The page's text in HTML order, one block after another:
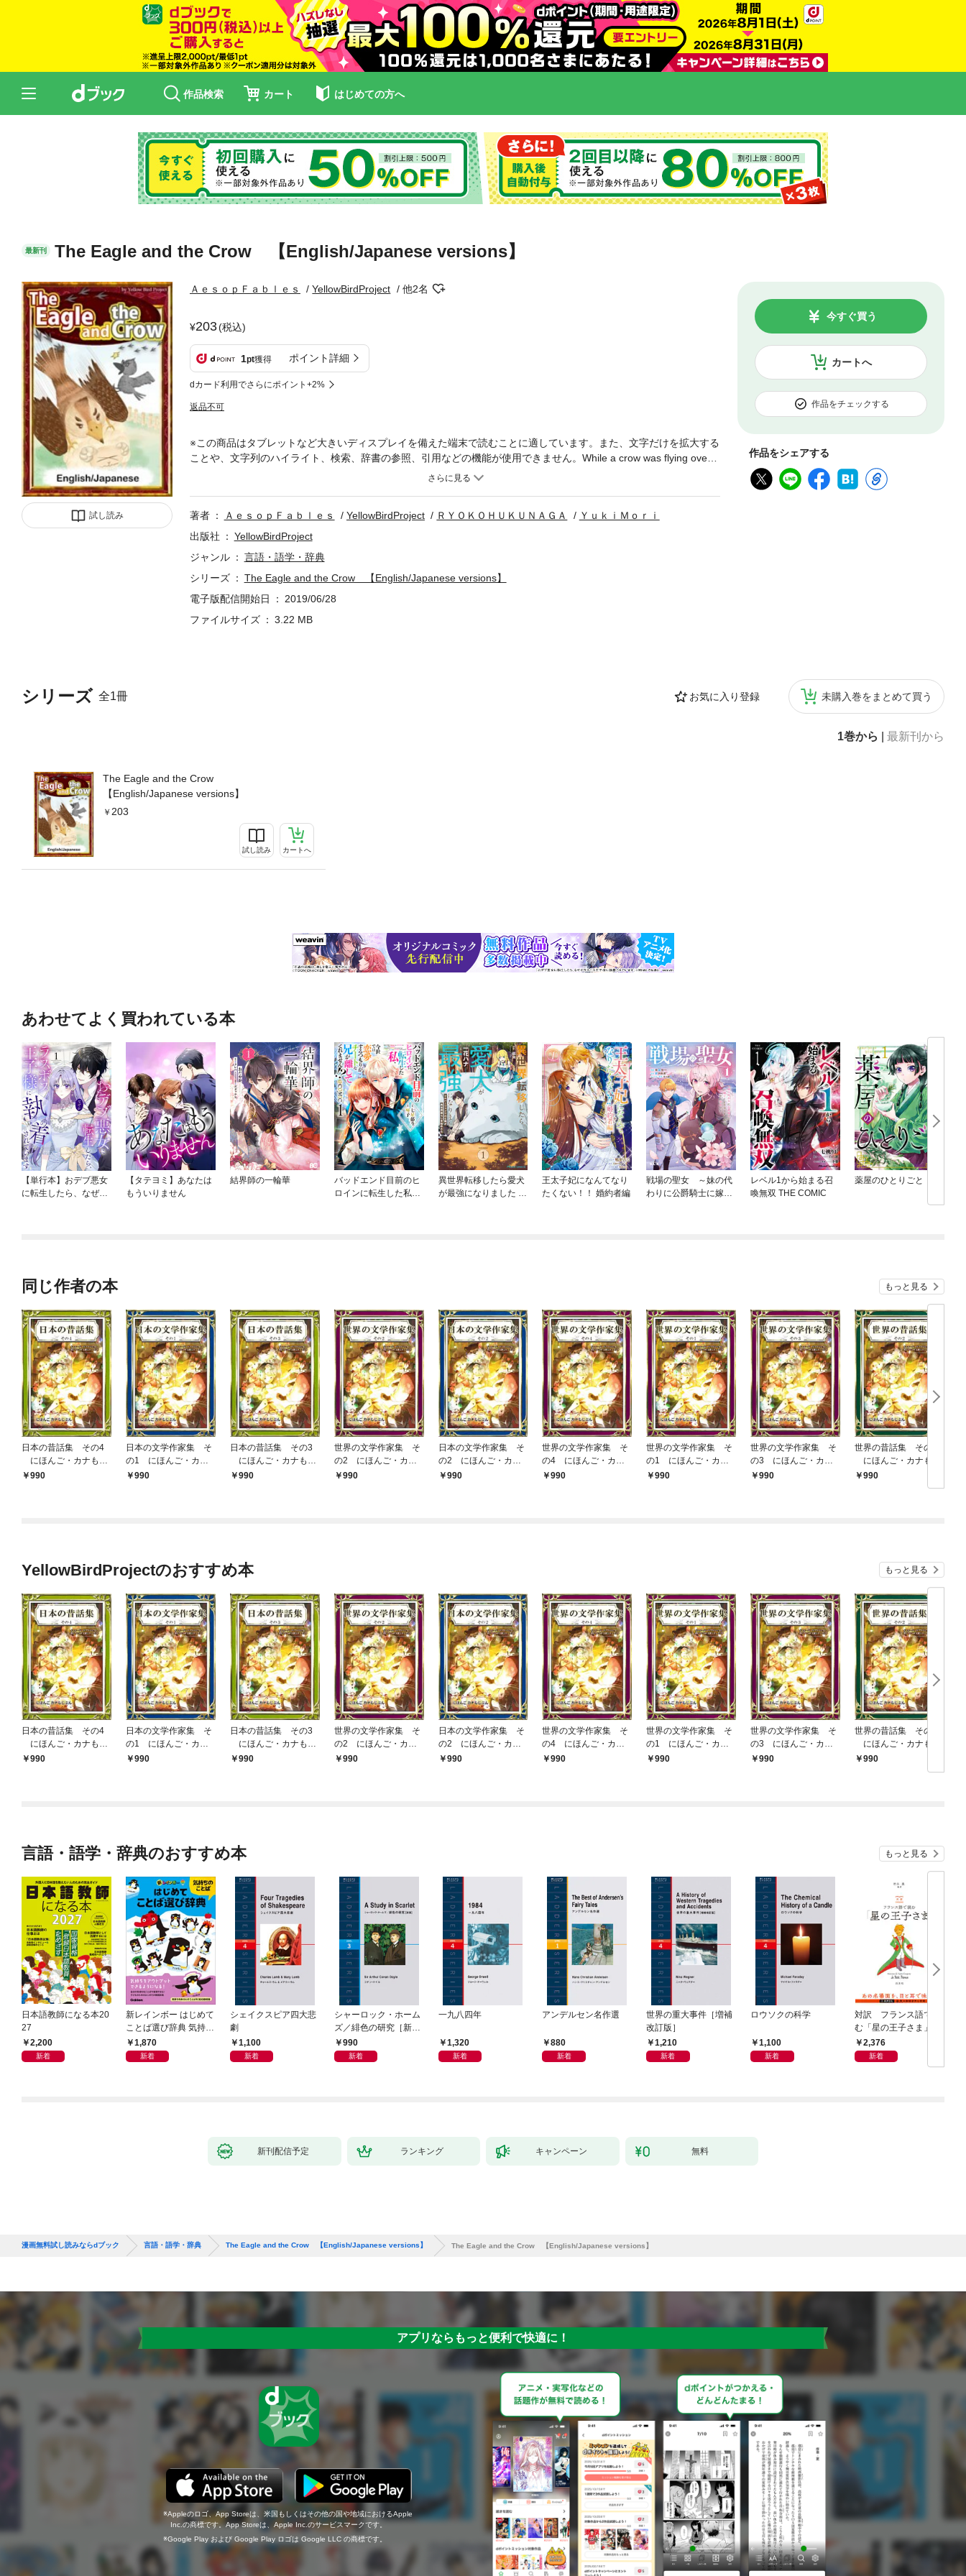
作品検索 カート はじめての方へ
最新刊 The Eagle and the Crow 【English/Japanese versions】
試し読み
ＡｅｓｏｐＦａｂｌｅｓ YellowBirdProject 他2名
203(税込)
1pt獲得 ポイント詳細
dカード利用でさらにポイント+2%
返品不可
カートへ
今すぐ買う
作品をチェックする
作品をシェアする
シリーズ 全1冊 お気に入り登録 未購入巻をまとめて買う
1巻から 最新刊から
The Eagle and the Crow
【English/Japanese versions】
203
試し読み カートへ
※この商品はタブレットなど大きいディスプレイを備えた端末で読むことに適しています。また、文字だけを拡大する
ことや、文字列のハイライト、検索、辞書の参照、引用などの機能が使用できません。While a crow was flying over a
broad grass field in search for prey, he witnessed an eagle catch a lamb. Then, the crow tried to hunt the way the ea
著者 ＡｅｓｏｐＦａｂｌｅｓ YellowBirdProject ＲＹＯＫＯＨＵＫＵＮＡＧＡ
ＹｕｋｉＭｏｒｉ
出版社
YellowBirdProject
ジャンル
言語・語学・辞典
シリーズ
The Eagle and the Crow 【English/Japanese versions】
電子版配信開始日
2019/06/28
ファイルサイズ
3.22 MB
あわせてよく買われている本
【単行本】おデブ悪女
に転生したら、なぜか
【タテヨミ】あなたは
もういりません
結界師の一輪華
バッドエンド目前のヒ
ロインに転生した私、
異世界転移したら愛犬
が最強になりました ～
王太子妃になんてなり
たくない！！ 婚約者編
戦場の聖女 ～妹の代
わりに公爵騎士に嫁ぐ
レベル1から始まる召
喚無双 THE COMIC
薬屋のひとりごと
同じ作者の本 もっと見る
日本の昔話集 その4
にほんご・カナもじ
ぶん990
日本の文学作家集 そ
の1 にほんご・カナ
もじぶん
990
日本の昔話集 その3
にほんご・カナもじ
ぶん990
世界の文学作家集 そ
の2 にほんご・カナ
もじぶん
990
日本の文学作家集 そ
の2 にほんご・カナ
もじぶん
990
世界の文学作家集 そ
の4 にほんご・カナ
もじぶん
990
世界の文学作家集 そ
の1 にほんご・カナ
もじぶん
990
世界の文学作家集 そ
の3 にほんご・カナ
もじぶん
990
世界の昔話集 その2
にほんご・カナもじ
ぶん990
YellowBirdProjectのおすすめ本 もっと見る
日本の昔話集 その4
にほんご・カナもじ
ぶん990
日本の文学作家集 そ
の1 にほんご・カナ
もじぶん
990
日本の昔話集 その3
にほんご・カナもじ
ぶん990
世界の文学作家集 そ
の2 にほんご・カナ
もじぶん
990
日本の文学作家集 そ
の2 にほんご・カナ
もじぶん
990
世界の文学作家集 そ
の4 にほんご・カナ
もじぶん
990
世界の文学作家集 そ
の1 にほんご・カナ
もじぶん
990
世界の文学作家集 そ
の3 にほんご・カナ
もじぶん
990
世界の昔話集 その2
にほんご・カナもじ
ぶん990
言語・語学・辞典のおすすめ本 もっと見る
日本語教師になる本20
27
2,200
新着
新レインボー はじめて
ことば選び辞典 気持ち
のことば
1,870
新着
シェイクスピア四大悲
劇
1,100
新着
シャーロック・ホーム
ズ／緋色の研究［新
版］990
新着
一九八四年
1,320
新着
アンデルセン名作選
880
新着
世界の重大事件［増補
改訂版］
1,210
新着
ロウソクの科学
1,100
新着
対訳 フランス語で読
む「星の王子さま」(音
声DL付)
2,376
新着
新刊配信予定 ランキング キャンペーン 無料
漫画無料試し読みならdブック 言語・語学・辞典 The Eagle and the Crow 【English/Japanese versions】 The Eagle and the Crow 【English/Japanese versions】
アプリならもっと便利で快適に！
Appleのロゴ、App Storeは、米国もしくはその他の国や地域におけるApple
Inc.の商標です。App Storeは、Apple Inc.のサービスマークです。
Google Play および Google Play ロゴは Google LLC の商標です。